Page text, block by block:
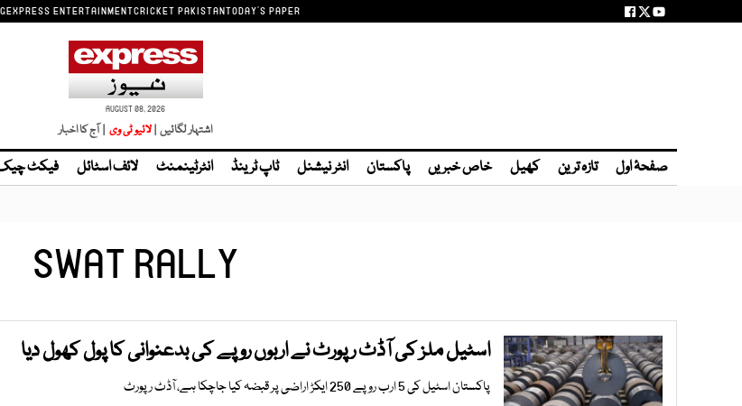
EXPRESS ENTERTAINMENTCRICKET PAKISTANTODAY'S PAPER
AUGUST 08, 2026
اشتہار لگائیں | | آج کا اخبار
صفحۂ اول تازہ ترین کھیل خاص خبریں پاکستان انٹر نیشنل ٹاپ ٹرینڈ انٹرٹینمنٹ لائف اسٹائل فیکٹ
SWAT RALLY
اسٹیل ملز کی آڈٹ رپورٹ نے اربوں روپے کی بدعنوانی کا پول کھول دیا
پاکستان اسٹیل کی 5 ارب روپے 250 ایکڑ اراضی پر قبضہ کیا جاچکا ہے، آڈٹ رپورٹ